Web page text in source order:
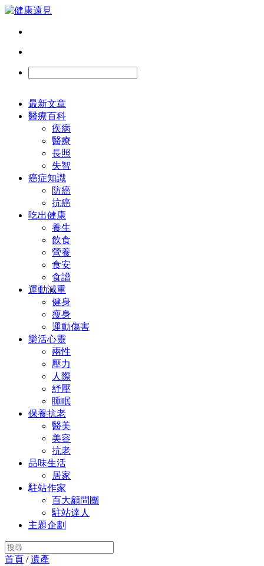
最新文章
醫療百科
疾病
醫療
長照
失智
癌症知識
防癌
抗癌
吃出健康
養生
飲食
營養
食安
食譜
運動減重
健身
瘦身
運動傷害
樂活心靈
兩性
壓力
人際
紓壓
睡眠
保養抗老
醫美
美容
抗老
品味生活
居家
駐站作家
百大顧問團
駐站達人
主題企劃
首頁 /遺產